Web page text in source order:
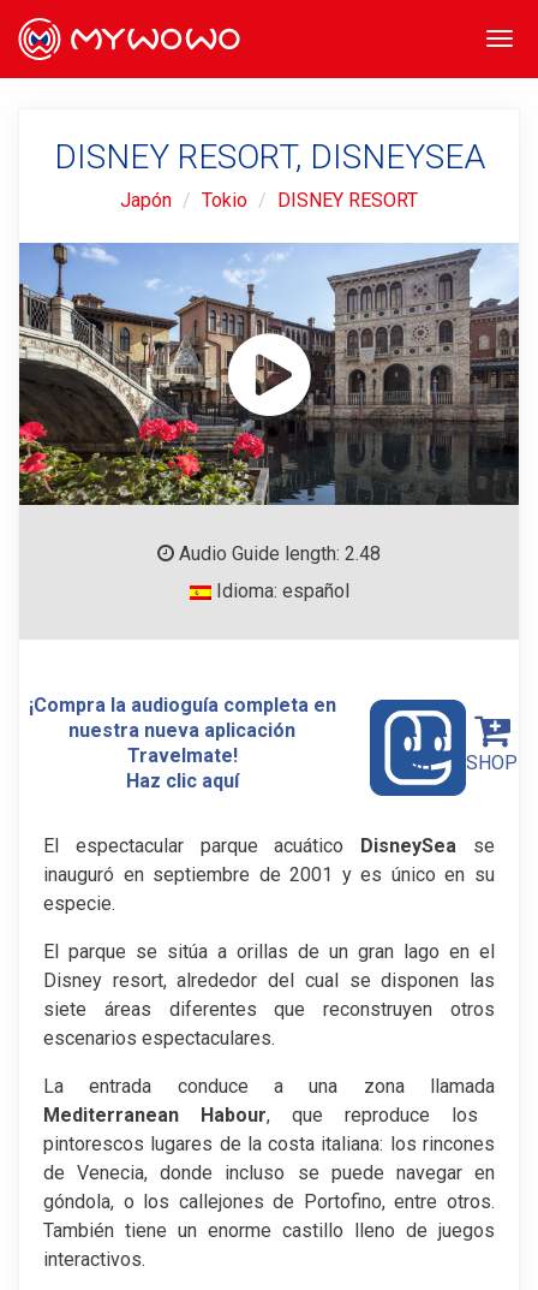
DISNEY RESORT, DISNEYSEA
Japón Tokio DISNEY RESORT
Audio Guide length: 2.48
Idioma: español
¡Compra la audioguía completa en
nuestra nueva aplicación
Travelmate!
Haz clic aquí
SHOP
El espectacular parque acuático DisneySea se
inauguró en septiembre de 2001 y es único en su
especie.
El parque se sitúa a orillas de un gran lago en el
Disney resort, alrededor del cual se disponen las
siete áreas diferentes que reconstruyen otros
escenarios espectaculares.
La entrada conduce a una zona llamada
Mediterranean Habour, que reproduce los
pintorescos lugares de la costa italiana: los rincones
de Venecia, donde incluso se puede navegar en
góndola, o los callejones de Portofino, entre otros.
También tiene un enorme castillo lleno de juegos
interactivos.